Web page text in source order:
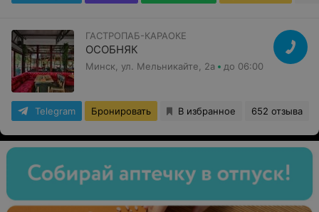
ГАСТРОПАБ-КАРАОКЕ
ОСОБНЯК
Минск, ул. Мельникайте, 2а до 06:00
Telegram Бронировать В избранное 652 отзыва